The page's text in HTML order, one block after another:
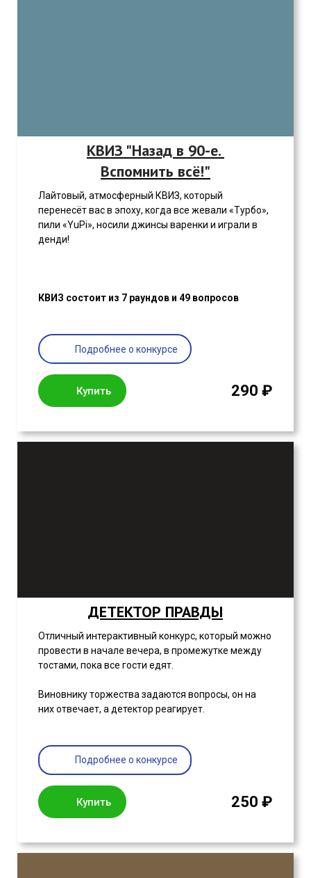
КВИЗ "Назад в 90-е.
Вспомнить всё!"
Лайтовый, атмосферный КВИЗ, который
перенесёт вас в эпоху, когда все жевали «Турбо»,
пили «YuPi», носили джинсы варенки и играли в
денди!
КВИЗ состоит из 7 раундов и 49 вопросов
Подробнее о конкурсе
Купить 290 ₽
ДЕТЕКТОР ПРАВДЫ
Отличный интерактивный конкурс, который можно
провести в начале вечера, в промежутке между
тостами, пока все гости едят.
Виновнику торжества задаются вопросы, он на
них отвечает, а детектор реагирует.
Подробнее о конкурсе
Купить 250 ₽